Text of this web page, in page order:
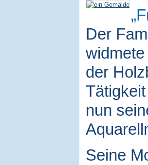
Der
der
nun
Seine